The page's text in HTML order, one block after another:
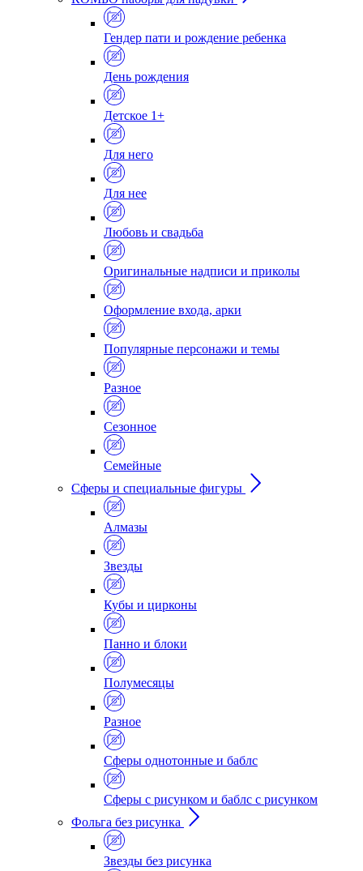
Гендер пати и рождение ребенка
День рождения
Детское 1+
Для него
Для нее
Любовь и свадьба
Оригинальные надписи и приколы
Оформление входа, арки
Популярные персонажи и темы
Разное
Сезонное
Семейные
Сферы и специальные фигуры
Алмазы
Звезды
Кубы и цирконы
Панно и блоки
Полумесяцы
Разное
Сферы однотонные и баблс
Сферы с рисунком и баблс с рисунком
Фольга без рисунка
Звезды без рисунка